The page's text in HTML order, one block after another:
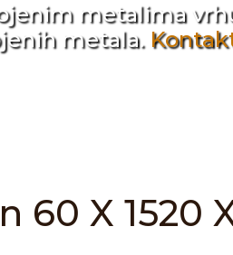
metalima
metala.
60 X 1520